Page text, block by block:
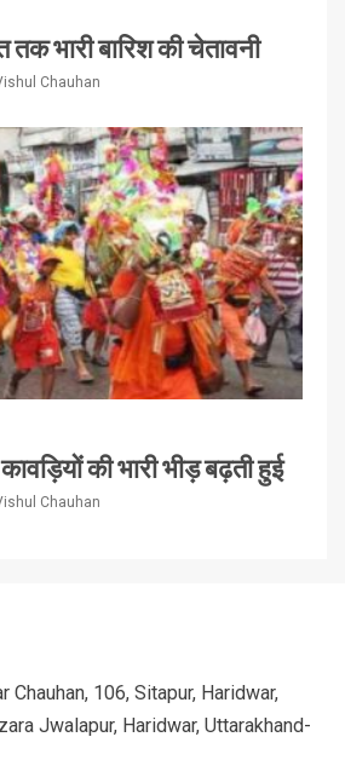
तक भारी बारिश की चेतावनी
Chauhan
कावड़ियों की भारी भीड़ बढ़ती हुई
Chauhan
Chauhan, 106, Sitapur, Haridwar,
Jwalapur, Haridwar, Uttarakhand-